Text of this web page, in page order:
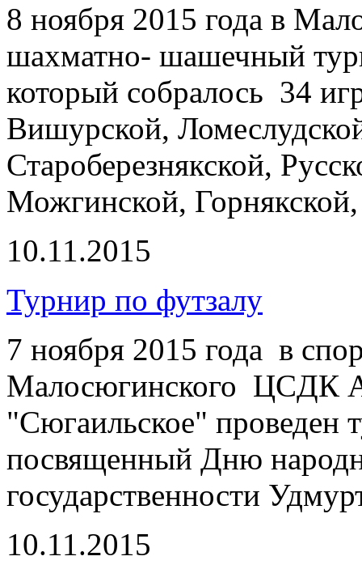
8 ноября 2015 года в
шахматно- шашечный
который собралось 34
Вишурской,
Староберезнякской,
Можгинской,
10.11.2015
Турнир по футзалу
7 ноября 2015 года в
Малосюгинского ЦCДК
"Сюгаильское" проведен
посвященный Дню
государственности
10.11.2015